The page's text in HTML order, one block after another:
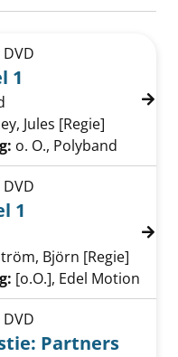
Guilt - Staffel 1
DVD
1
Jules [Regie]
o. O., Polyband
Jäger - Staffel 1
DVD
1
Björn [Regie]
[o.O.], Edel Motion
DVD
Partners